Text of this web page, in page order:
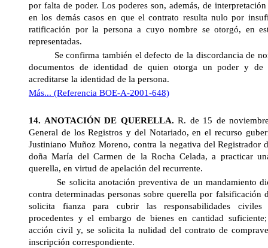
por falta de poder. Los poderes son, además, de
en los demás casos en que el contrato resulta nulo por
ratificación por la persona a cuyo nombre se otorgó, en
representadas.
Se confirma también el defecto de la discordancia de
documentos de identidad de quien otorga un poder y
acreditarse la identidad de la persona.
Más... (Referencia BOE-A-2001-648)
14. ANOTACIÓN DE QUERELLA. R. de 15 de
General de los Registros y del Notariado, en el recurso
Justiniano Muñoz Moreno, contra la negativa del Registrador
doña María del Carmen de la Rocha Celada, a practicar
querella, en virtud de apelación del recurrente.
Se solicita anotación preventiva de un mandamiento
contra determinadas personas sobre querella por falsificación
solicita fianza para cubrir las responsabilidades civiles
procedentes y el embargo de bienes en cantidad
acción civil y, se solicita la nulidad del contrato de
inscripción correspondiente.